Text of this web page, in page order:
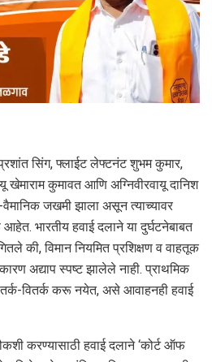
सिंग, फ्लाईट लेफ्टनंट शुभम कुमार,
खेमाराम कुमावत आणि अग्निवीरवायू दानिश
जखमी झाला असून त्याच्यावर
भारतीय हवाई दलाने या दुर्घटनेबाबत
की, विमान नियमित प्रशिक्षण व वाहतूक
अद्याप स्पष्ट झालेले नाही. प्राथमिक
तर्क-वितर्क करू नयेत, असे आवाहनही हवाई
करण्यासाठी हवाई दलाने ‘कोर्ट ऑफ